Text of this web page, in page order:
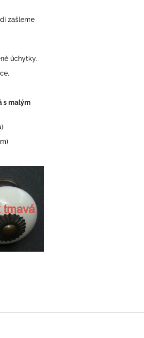
zašleme
úchytky.
s malým